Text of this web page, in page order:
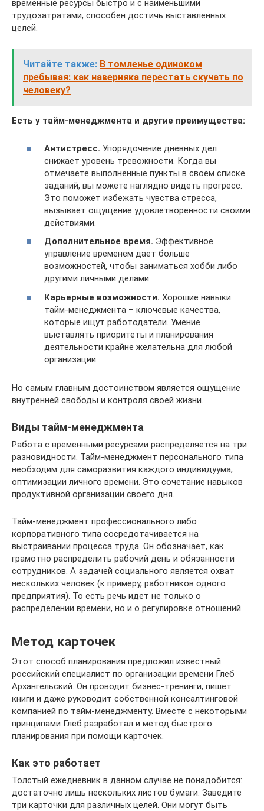
временные ресурсы быстро и с наименьшими
трудозатратами, способен достичь выставленных
целей.
Читайте также: В томленье одиноком
пребывая: как наверняка перестать скучать по
человеку?
Есть у тайм-менеджмента и другие преимущества:
Антистресс. Упорядочение дневных дел
снижает уровень тревожности. Когда вы
отмечаете выполненные пункты в своем списке
заданий, вы можете наглядно видеть прогресс.
Это поможет избежать чувства стресса,
вызывает ощущение удовлетворенности своими
действиями.
Дополнительное время. Эффективное
управление временем дает больше
возможностей, чтобы заниматься хобби либо
другими личными делами.
Карьерные возможности. Хорошие навыки
тайм-менеджмента – ключевые качества,
которые ищут работодатели. Умение
выставлять приоритеты и планирования
деятельности крайне желательна для любой
организации.
Но самым главным достоинством является ощущение
внутренней свободы и контроля своей жизни.
Виды тайм-менеджмента
Работа с временными ресурсами распределяется на три
разновидности. Тайм-менеджмент персонального типа
необходим для саморазвития каждого индивидуума,
оптимизации личного времени. Это сочетание навыков
продуктивной организации своего дня.
Тайм-менеджмент профессионального либо
корпоративного типа сосредотачивается на
выстраивании процесса труда. Он обозначает, как
грамотно распределить рабочий день и обязанности
сотрудников. А задачей социального является охват
нескольких человек (к примеру, работников одного
предприятия). То есть речь идет не только о
распределении времени, но и о регулировке отношений.
Метод карточек
Этот способ планирования предложил известный
российский специалист по организации времени Глеб
Архангельский. Он проводит бизнес-тренинги, пишет
книги и даже руководит собственной консалтинговой
компанией по тайм-менеджменту. Вместе с некоторыми
принципами Глеб разработал и метод быстрого
планирования при помощи карточек.
Как это работает
Толстый ежедневник в данном случае не понадобится:
достаточно лишь нескольких листов бумаги. Заведите
три карточки для различных целей. Они могут быть